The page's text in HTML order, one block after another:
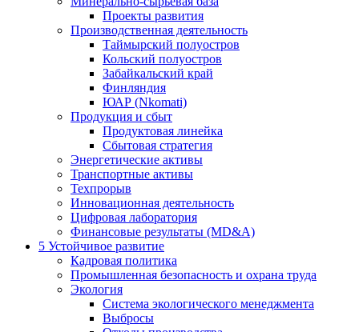
Проекты развития
Производственная деятельность
Таймырский полуостров
Кольский полуостров
Забайкальский край
Финляндия
ЮАР (Nkomati)
Продукция и сбыт
Продуктовая линейка
Сбытовая стратегия
Энергетические активы
Транспортные активы
Техпрорыв
Инновационная деятельность
Цифровая лаборатория
Финансовые результаты (MD&A)
5 Устойчивое развитие
Кадровая политика
Промышленная безопасность и охрана труда
Экология
Система экологического менеджмента
Выбросы